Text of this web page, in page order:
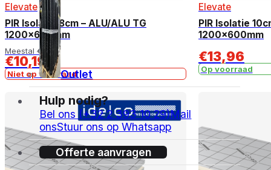
Outlet
Hulp nodig?
Bel ons (+32 2 393 10 29)Mail
onsStuur ons op Whatsapp
Offerte aanvragen
Elevate
PIR Isolatie 8cm – ALU/ALU TG
1200x600mm
Meestal €11,24
€10,19
Niet op voorraad
Elevate
PIR Isolatie
1200x600mm
€13,96
Op voorraad